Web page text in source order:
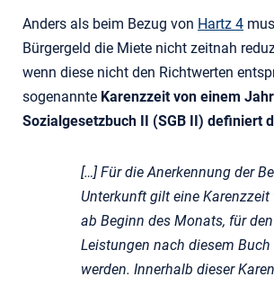
Anders als beim Bezug von Hartz 4
Bürgergeld die Miete nicht zeitnah
wenn diese nicht den Richtwerten
sogenannte Karenzzeit von einem Jahr
Sozialgesetzbuch II (SGB II) definiert
[…] Für die Anerkennung der
Unterkunft gilt eine
ab Beginn des Monats, für
Leistungen nach diesem Buch
werden. Innerhalb dieser